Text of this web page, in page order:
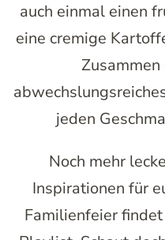
auch einmal einen
eine cremige
jeden
Noch mehr
Inspirationen für
Familienfeier